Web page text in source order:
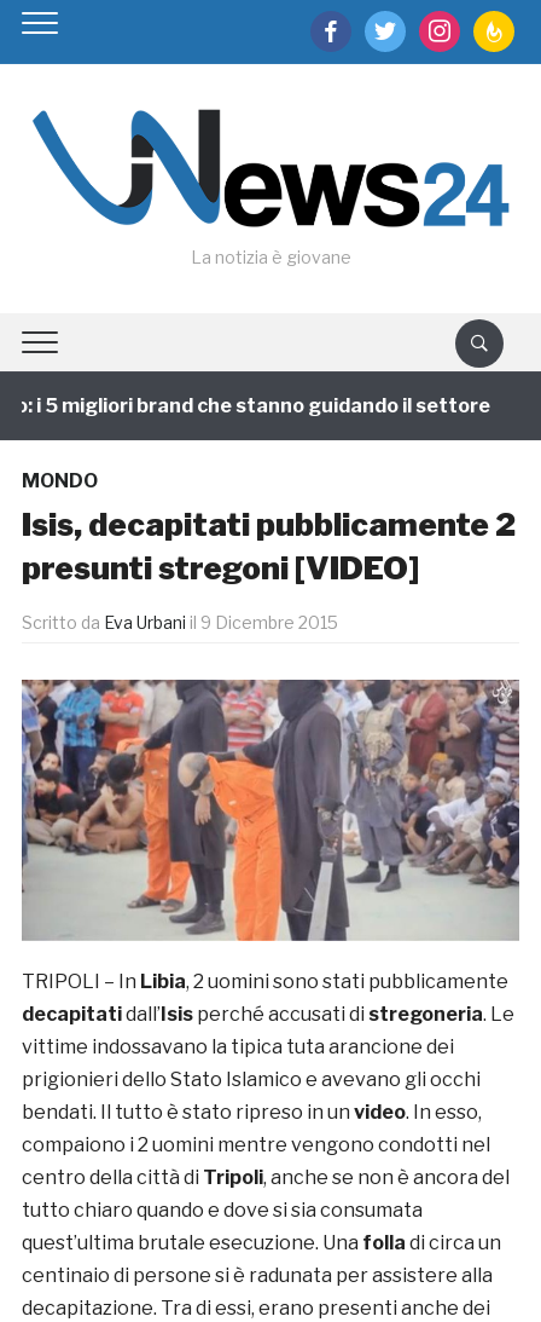
facebooktwitter instagram
La notizia è giovane
i 5 migliori brand che stanno guidando il settore
MONDO
Isis, decapitati pubblicamente 2
presunti stregoni [VIDEO]
Scritto da Eva Urbani il 9 Dicembre 2015
TRIPOLI – In Libia, 2 uomini sono stati pubblicamente
decapitatidall’Isisperché accusati di stregoneria. Le
vittime indossavano la tipica tuta arancione dei
prigionieri dello Stato Islamico e avevano gli occhi
bendati. Il tutto è stato ripreso in un video. In esso,
compaiono i 2 uomini mentre vengono condotti nel
centro della città di Tripoli, anche se non è ancora del
tutto chiaro quando e dove si sia consumata
quest’ultima brutale esecuzione. Una folla di circa un
centinaio di persone si è radunata per assistere alla
decapitazione. Tra di essi, erano presenti anche dei